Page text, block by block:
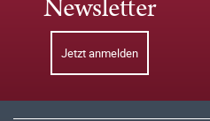
Newsletter
Jetzt anmelden